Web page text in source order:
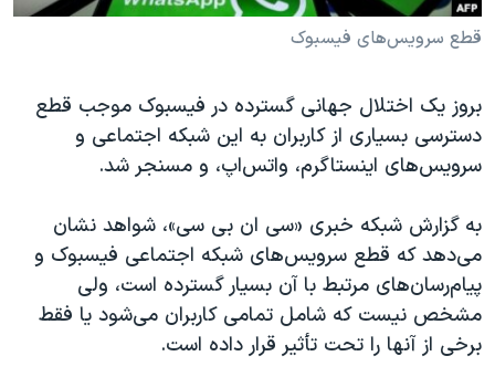
اعتراضات زن، زندگی، آزادی
تریبونال مردمی آبان ۹۸
دادگاه حمید نوری
قانون شفافیت دارائی کادر رهبری ایران
اعتراضات مردمی آبان ۹۸
اسرائیل در جنگ
نرگس محمدی برنده جایزه نوبل صلح
قطع سرویس‌های فیسبوک
بروز یک اختلال جهانی گسترده در فیسبوک موجب قطع
دسترسی بسیاری از کاربران به این شبکه اجتماعی و
سرویس‌های اینستاگرم، واتس‌اپ، و مسنجر شد.
به گزارش شبکه خبری «سی ان بی سی»، شواهد نشان
می‌دهد که قطع سرویس‌های شبکه اجتماعی فیسبوک و
پیام‌رسان‌های مرتبط با آن بسیار گسترده است، ولی
مشخص نیست که شامل تمامی کاربران می‌شود یا فقط
برخی از آنها را تحت تأثیر قرار داده است.